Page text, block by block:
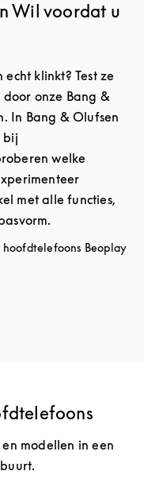
Wil voordat u
klinkt? Test ze
onze Bang &
In Bang & Olufsen
bij
welke
met alle functies,
hoofdtelefoons Beoplay
modellen in een